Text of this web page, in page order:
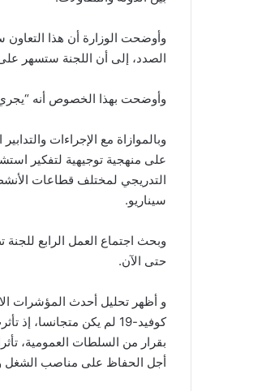
وأوضحت الوزارة أن هذا
الصدد، إلى أن اللجنة ستسهر
وأوضحت بهذا الخصوص أنه
وبالموازاة مع الإجراءات
على منهجية توجيهية لتفكير
التدريجي لمختلف قطاعات
سيناريو.
وبحث اجتماع العمل الرابع للجنة
حتى الآن.
و أظهر تحليل أحدث المؤشرات
كوفيد-19 لم يكن
بقرار من السلطات العمومية،
أجل الحفاظ على مناصب الشغل